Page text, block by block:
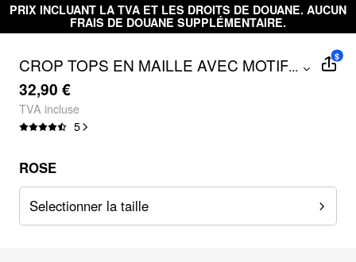
PRIX INCLUANT LA TVA ET LES DROITS DE DOUANE. AUCUN
FRAIS DE DOUANE SUPPLÉMENTAIRE.
CROP TOPS EN MAILLE AVEC MOTIF
ET DE CŒUR ET BORDURE DE
DENTELLE
...
32,90 €
TVA incluse
5
$
ROSE
Selectionner la taille